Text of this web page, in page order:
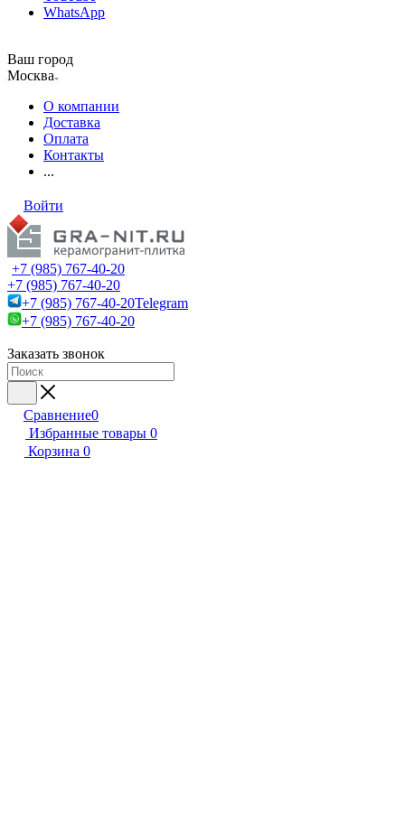
WhatsApp
Ваш город
Москва
О компании
Доставка
Оплата
Контакты
...
Войти
+7 (985) 767-40-20
+7 (985) 767-40-20
+7 (985) 767-40-20Telegram
+7 (985) 767-40-20
Заказать звонок
Сравнение0
Избранные товары 0
Корзина 0